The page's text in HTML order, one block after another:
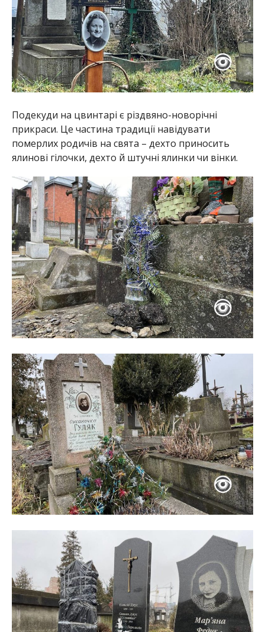
Подекуди на цвинтарі є різдвяно-новорічні
прикраси. Це частина традиції навідувати
померлих родичів на свята – дехто приносить
ялинові гілочки, дехто й штучні ялинки чи вінки.